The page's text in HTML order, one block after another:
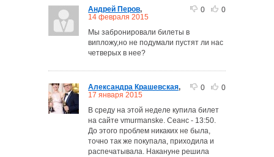
0 0
Андрей Перов,
14 февраля 2015
Мы забронировали билеты в
випложу,но не подумали пустят ли нас
четверых в нее?
0 0
Александра Крашевская,
17 января 2015
В среду на этой неделе купила билет
на сайте vmurmanske. Сеанс - 13:50.
До этого проблем никаких не была,
точно так же покупала, приходила и
распечатывала. Накануне решила